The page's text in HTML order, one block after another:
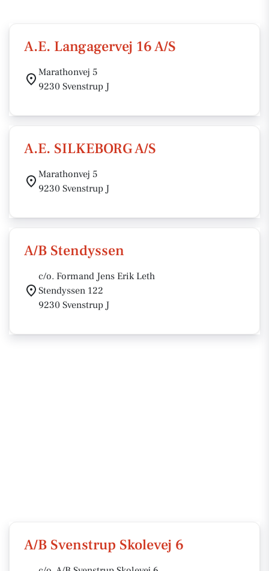
A.E. Langagervej 16 A/S
Marathonvej 5
9230 Svenstrup J
A.E. SILKEBORG A/S
Marathonvej 5
9230 Svenstrup J
A/B Stendyssen
c/o. Formand Jens Erik Leth
Stendyssen 122
9230 Svenstrup J
A/B Svenstrup Skolevej 6